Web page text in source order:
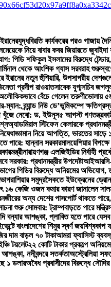
0x66cf53d20x97a9ff8a
যুদ্ধবিরতি কার্যকরের পরও গাজায়
মেয়েকে নিয়ে বাবার কবর জিয়ারতে জুবাইদা
পিডি শফিকুল ইসলামের বিরুদ্ধে
থেকে আংশিক গ্যাস সরবরাহ শুরু
ইরানের নতুন হুঁশিয়ারি, উপসাগরীয়
প্রদীপ রাওয়াতসাবেক যুগ্মসচিব
বেঁচে গেলেন তরুণীভোলায়
ব্র্যান্ড নিউ ডে’ভূমিকম্পে
খুঁজে নেবো: ড. ইউনূস৫ আগস্ট
অ্যাডমিরাল স্টিফেন কেলারকে
মান নিয়ে আপত্তি, ভারতের সাড়ে
পারে: হান্নান সরকারমালয়েশিয়ার
নারায়ণগঞ্জ এলজিইডির নির্বাহী
সরকার: প্রধানমন্ত্রীর উপদেষ্টাআইআরসি-
পিডির বিরুদ্ধে অনিয়মের অভিযোগ,
রাশিয়ার সমুদ্রসৈকতে ইউক্রেনের
১৬ কেজি ওজন কমার কারণ জানালেন
অন্য দেশের পাসপোর্ট থাকতে পারে,
শুরু সোমবার: ট্রাম্পবাড়তে পারে
বন্যার আশঙ্কা, প্লাবিত হতে পারে
বাংলাদেশের শিমুর স্বর্ণ জয়বিশ্বকাপ
দাম বাড়ল ৭০ টাকাআমরা ফ্যাসিস্ট
টয়লেট২২ কোটি টাকার প্রকল্পে
নদীবন্দরে সতর্কতাঅস্ট্রেলিয়া
১ ডলারঅবৈধ প্রবাসীদের বিরুদ্ধে